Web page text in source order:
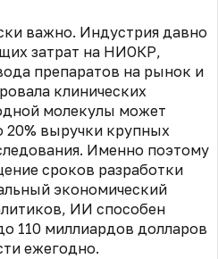
важно. Индустрия давно
затрат на НИОКР,
препаратов на рынок и
клинических
молекулы может
20% выручки крупных
Именно поэтому
сроков разработки
экономический
ИИ способен
110 миллиардов долларов
ежегодно.